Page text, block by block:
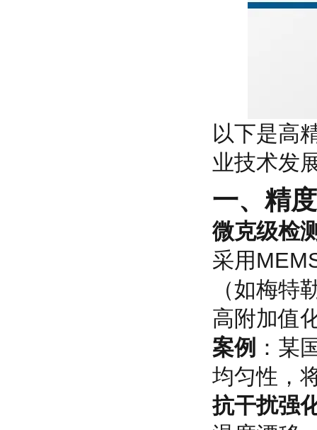
以下是高
业技术发
一、精
微克级检
采用
（如梅特
高附加值
案例 ：某
均匀性，
抗干扰强